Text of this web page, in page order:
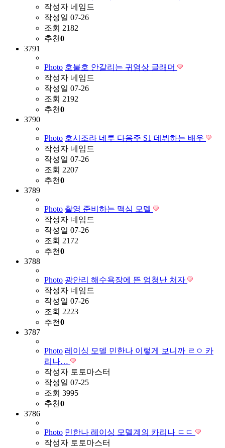
작성자 네임드
작성일 07-26
조회 2182
추천0
3791
Photo 호불호 안갈리는 귀염상 글래머
작성자 네임드
작성일 07-26
조회 2192
추천0
3790
Photo 호시조라 네루 다음주 S1 데뷔하는 배우
작성자 네임드
작성일 07-26
조회 2207
추천0
3789
Photo 촬영 준비하는 맥심 모델
작성자 네임드
작성일 07-26
조회 2172
추천0
3788
Photo 광안리 해수욕장에 뜬 엄청난 처자
작성자 네임드
작성일 07-26
조회 2223
추천0
3787
Photo 레이싱 모델 민한나 이렇게 보니까 ㄹㅇ 카
리나…
작성자 토토마스터
작성일 07-25
조회 3995
추천0
3786
Photo 민한나 레이싱 모델계의 카리나 ㄷㄷ
작성자 토토마스터